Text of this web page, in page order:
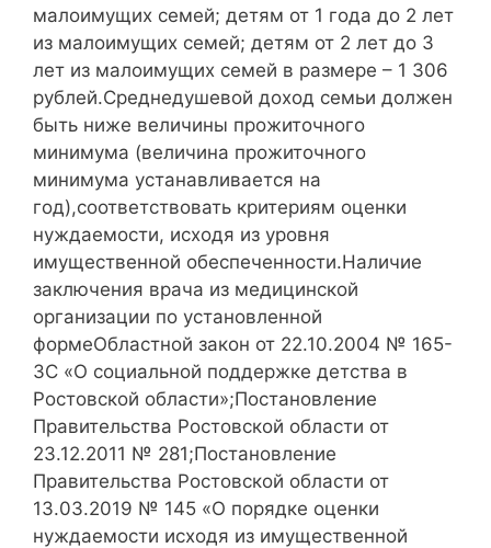
малоимущих семей; детям от 1 года до 2 лет
из малоимущих семей; детям от 2 лет до 3
лет из малоимущих семей в размере – 1 306
рублей.Среднедушевой доход семьи должен
быть ниже величины прожиточного
минимума (величина прожиточного
минимума устанавливается на
год),соответствовать критериям оценки
нуждаемости, исходя из уровня
имущественной обеспеченности.Наличие
заключения врача из медицинской
организации по установленной
формеОбластной закон от 22.10.2004 № 165-
ЗС «О социальной поддержке детства в
Ростовской области»;Постановление
Правительства Ростовской области от
23.12.2011 № 281;Постановление
Правительства Ростовской области от
13.03.2019 № 145 «О порядке оценки
нуждаемости исходя из имущественной